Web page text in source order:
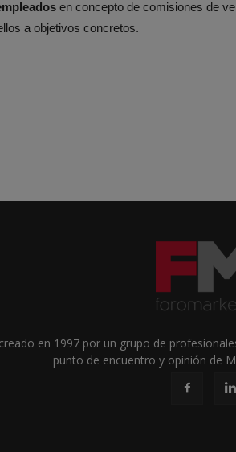
en concepto de comisiones de
a objetivos concretos.
en 1997 por un grupo de
punto de encuentro y opinión de